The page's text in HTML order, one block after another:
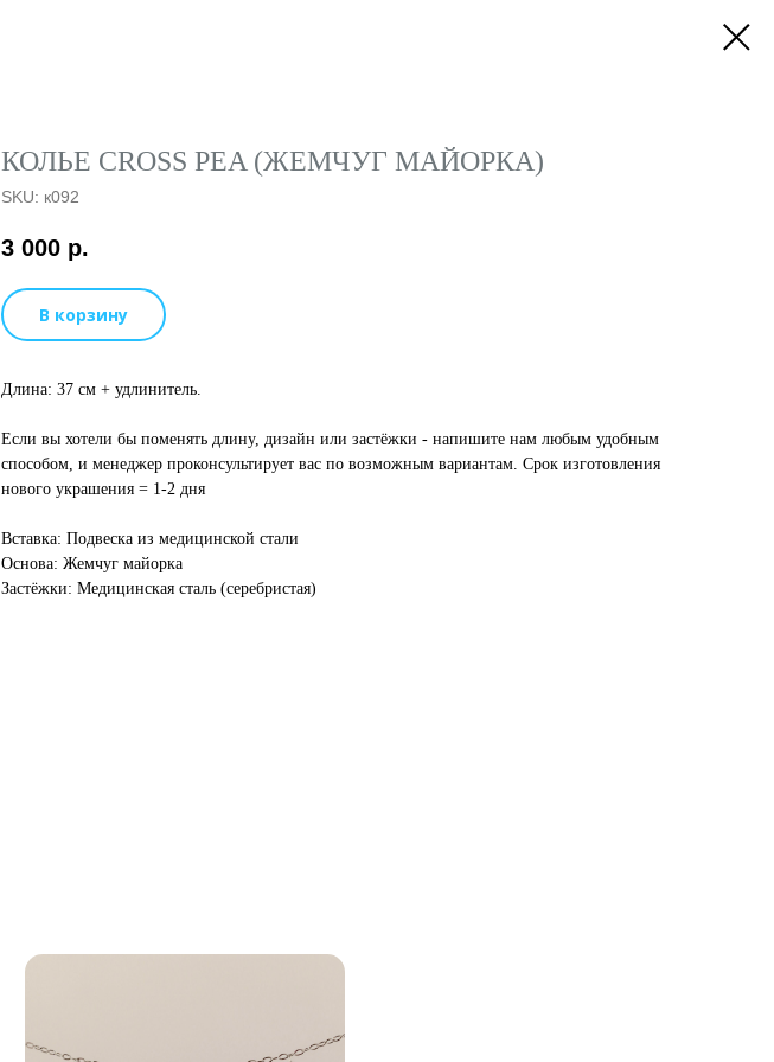
КОЛЬЕ CROSS PEA (ЖЕМЧУГ МАЙОРКА)
SKU: к092
3 000 р.
В корзину
Длина: 37 см + удлинитель.
Если вы хотели бы поменять длину, дизайн или застёжки - напишите нам любым удобным
способом, и менеджер проконсультирует вас по возможным вариантам. Срок изготовления
нового украшения = 1-2 дня
Вставка: Подвеска из медицинской стали
Основа: Жемчуг майорка
Застёжки: Медицинская сталь (серебристая)